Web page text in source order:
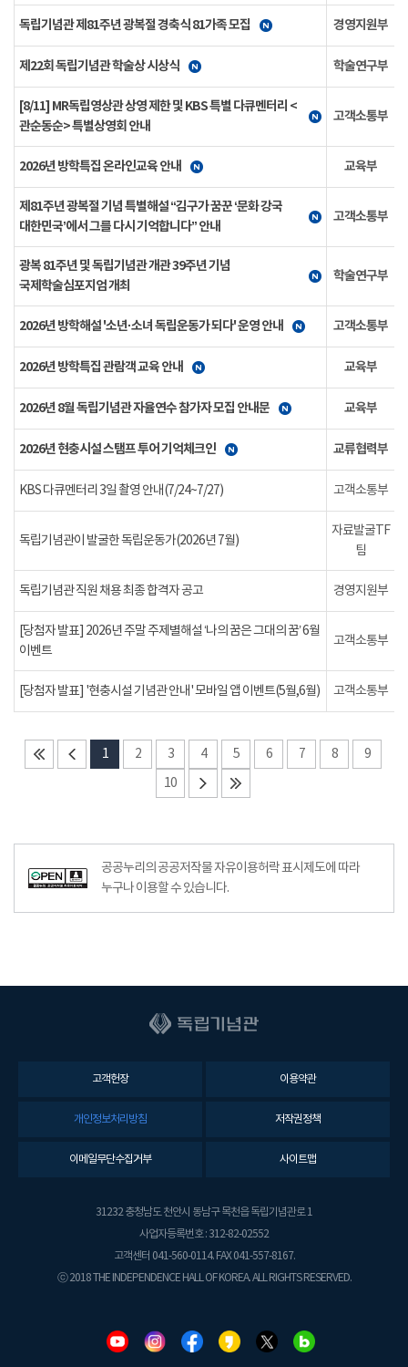
독립기념관 제81주년 광복절 경축식 81가족 모집 경영지원부
제22회 독립기념관 학술상 시상식 학술연구부
[8/11] MR독립영상관 상영 제한 및 KBS 특별 다큐멘터리 <
관순동순> 특별상영회 안내
고객소통부
2026년 방학특집 온라인교육 안내 교육부
제81주년 광복절 기념 특별해설 “김구가 꿈꾼 ‘문화 강국
대한민국’에서 그를 다시 기억합니다” 안내
고객소통부
광복 81주년 및 독립기념관 개관 39주년 기념
국제학술심포지엄 개최
학술연구부
2026년 방학해설 '소년·소녀 독립운동가 되다' 운영 안내 고객소통부
2026년 방학특집 관람객 교육 안내 교육부
2026년 8월 독립기념관 자율연수 참가자 모집 안내문 교육부
2026년 현충시설 스탬프 투어 기억체크인 교류협력부
KBS 다큐멘터리 3일 촬영 안내(7/24~7/27) 고객소통부
독립기념관이 발굴한 독립운동가(2026년 7월)
자료발굴TF
팀
독립기념관 직원 채용 최종 합격자 공고 경영지원부
[당첨자 발표] 2026년 주말 주제별해설 ‘나의 꿈은 그대의 꿈’ 6월
이벤트
고객소통부
[당첨자 발표] '현충시설 기념관 안내' 모바일 앱 이벤트(5월,6월) 고객소통부
1 2 3 4 5 6 7 8
9
10
공공누리의 공공저작물 자유이용허락 표시제도에 따라
누구나 이용할 수 있습니다.
고객헌장 이용약관
개인정보처리방침 저작권정책
이메일무단수집거부 사이트맵
31232 충청남도 천안시 동남구 목천읍 독립기념관로 1
사업자등록번호 : 312-82-02552
고객센터 041-560-0114. FAX 041-557-8167.
ⓒ 2018 THE INDEPENDENCE HALL OF KOREA. ALL RIGHTS RESERVED.